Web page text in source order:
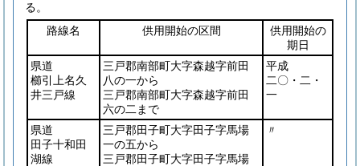
る。
路線名
供用開始の区間
供用開始の
期日
県道
櫛引上名久
井三戸線
三戸郡南部町大字森越字前田
八の一から
三戸郡南部町大字森越字前田
六の二まで
平成
二〇・二・
一
県道
田子十和田
湖線
三戸郡田子町大字田子字馬場
一の五から
三戸郡田子町大字田子字馬場
〃